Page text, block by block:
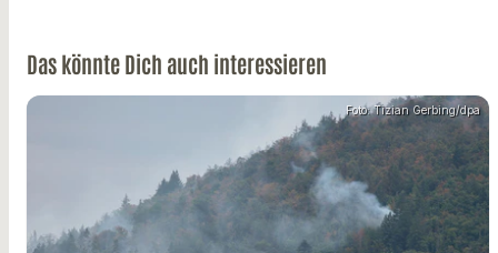
Das könnte Dich auch interessieren
Foto: Tizian Gerbing/dpa